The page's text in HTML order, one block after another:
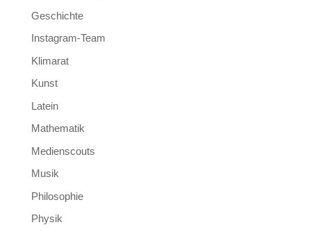
Geschichte
Instagram-Team
Klimarat
Kunst
Latein
Mathematik
Medienscouts
Musik
Philosophie
Physik